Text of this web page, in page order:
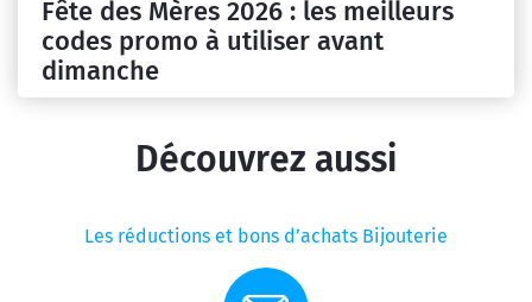
Fête des Mères 2026 : les meilleurs
codes promo à utiliser avant
dimanche
Découvrez aussi
Les réductions et bons d’achats Bijouterie